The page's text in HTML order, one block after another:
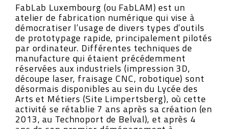
FabLab Luxembourg (ou FabLAM) est un
atelier de fabrication numérique qui vise à
démocratiser l’usage de divers types d’outils
de prototypage rapide, principalement pilotés
par ordinateur. Différentes techniques de
manufacture qui étaient précédemment
réservées aux industriels (impression 3D,
découpe laser, fraisage CNC, robotique) sont
désormais disponibles au sein du Lycée des
Arts et Métiers (Site Limpertsberg), où cette
activité se rétablie 7 ans après sa création (en
2013, au Technoport de Belval), et après 4